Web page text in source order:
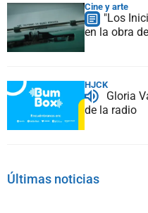
Cine y arte
"Los
en la obra
HJCK
Gloria
de la radio
Últimas noticias